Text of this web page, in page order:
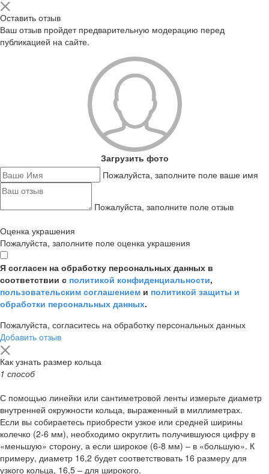
Оставить отзыв
Ваш отзыв пройдет предварительную модерацию перед
публикацией на сайте.
Загрузить фото
Пожалуйста, заполните поле ваше имя
Пожалуйста, заполните поле отзыв
Оценка украшения
Пожалуйста, заполните поле оценка украшения
Я согласен на обработку персональных данных в
соответствии с политикой конфиденциальности,
пользовательским соглашением и политикой защиты и
обработки персональных данных.
Пожалуйста, согласитесь на обработку персональных данных
Добавить отзыв
Как узнать размер кольца
1 способ
С помощью линейки или сантиметровой ленты измерьте диаметр
внутренней окружности кольца, выраженный в миллиметрах.
Если вы собираетесь приобрести узкое или средней ширины
колечко (2-6 мм), необходимо округлить получившуюся цифру в
«меньшую» сторону, а если широкое (6-8 мм) – в «большую». К
примеру, диаметр 16,2 будет соответствовать 16 размеру для
узкого кольца, 16,5 – для широкого.